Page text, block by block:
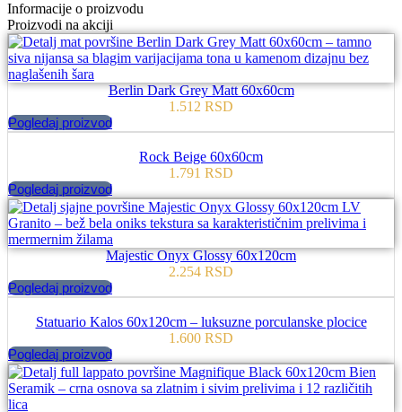
Informacije o proizvodu
Proizvodi na akciji
Berlin Dark Grey Matt 60x60cm
1.512 RSD
Pogledaj proizvod
Rock Beige 60x60cm
1.791 RSD
Pogledaj proizvod
Majestic Onyx Glossy 60x120cm
2.254 RSD
Pogledaj proizvod
Statuario Kalos 60x120cm – luksuzne porculanske plocice
1.600 RSD
Pogledaj proizvod